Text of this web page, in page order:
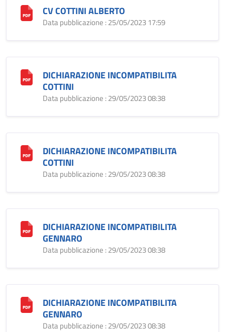
CV COTTINI ALBERTO
Data pubblicazione : 25/05/2023 17:59
DICHIARAZIONE INCOMPATIBILITA
COTTINI
Data pubblicazione : 29/05/2023 08:38
DICHIARAZIONE INCOMPATIBILITA
COTTINI
Data pubblicazione : 29/05/2023 08:38
DICHIARAZIONE INCOMPATIBILITA
GENNARO
Data pubblicazione : 29/05/2023 08:38
DICHIARAZIONE INCOMPATIBILITA
GENNARO
Data pubblicazione : 29/05/2023 08:38